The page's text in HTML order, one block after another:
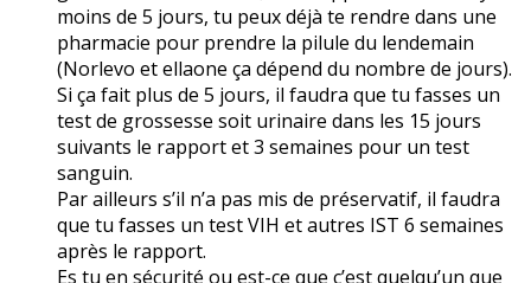
moins de 5 jours, tu peux déjà te rendre dans une
pharmacie pour prendre la pilule du lendemain
(Norlevo et ellaone ça dépend du nombre de jours).
Si ça fait plus de 5 jours, il faudra que tu fasses un
test de grossesse soit urinaire dans les 15 jours
suivants le rapport et 3 semaines pour un test
sanguin.
Par ailleurs s’il n’a pas mis de préservatif, il faudra
que tu fasses un test VIH et autres IST 6 semaines
après le rapport.
Es tu en sécurité ou est-ce que c’est quelqu’un que